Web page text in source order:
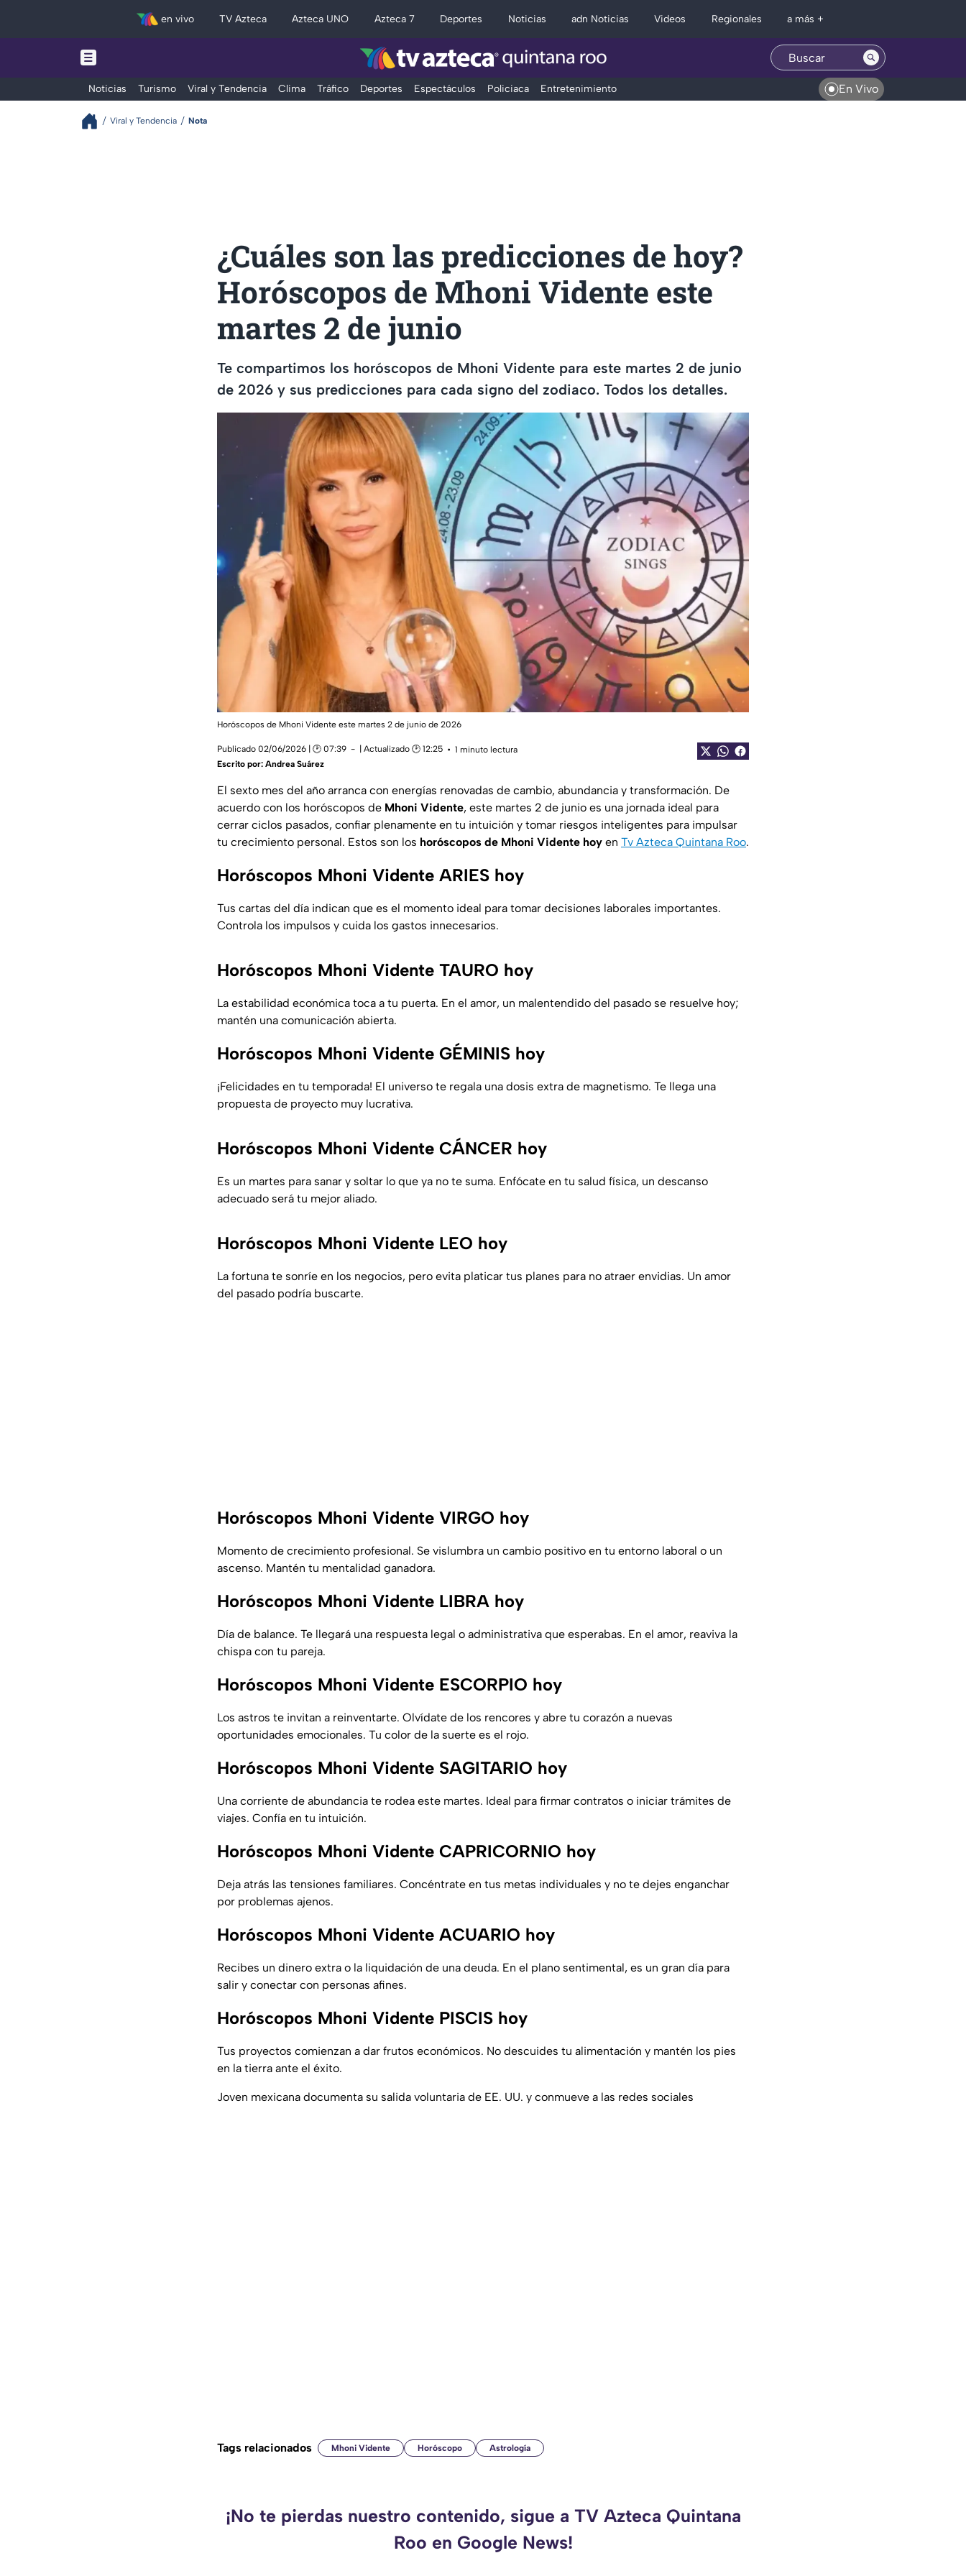
en vivo TV Azteca Azteca UNO Azteca 7 Deportes Noticias adn Noticias Videos Regionales a más +
Noticias Turismo Viral y Tendencia Clima Tráfico Deportes Espectáculos Policiaca Entretenimiento En Vivo
Viral y Tendencia Nota
¿Cuáles son las predicciones de hoy?
Horóscopos de Mhoni Vidente este
martes 2 de junio
Te compartimos los horóscopos de Mhoni Vidente para este martes 2 de junio
de 2026 y sus predicciones para cada signo del zodiaco. Todos los detalles.
Horóscopos de Mhoni Vidente este martes 2 de junio de 2026
Publicado 02/06/2026 | 🕑 07:39 | Actualizado 🕑 12:25
1 minuto lectura
Escrito por: Andrea Suárez
El sexto mes del año arranca con energías renovadas de cambio, abundancia y transformación. De
acuerdo con los horóscopos de Mhoni Vidente, este martes 2 de junio es una jornada ideal para
cerrar ciclos pasados, confiar plenamente en tu intuición y tomar riesgos inteligentes para impulsar
tu crecimiento personal. Estos son los horóscopos de Mhoni Vidente hoy en Tv Azteca Quintana Roo.
Horóscopos Mhoni Vidente ARIES hoy
Tus cartas del día indican que es el momento ideal para tomar decisiones laborales importantes.
Controla los impulsos y cuida los gastos innecesarios.
Horóscopos Mhoni Vidente TAURO hoy
La estabilidad económica toca a tu puerta. En el amor, un malentendido del pasado se resuelve hoy;
mantén una comunicación abierta.
Horóscopos Mhoni Vidente GÉMINIS hoy
¡Felicidades en tu temporada! El universo te regala una dosis extra de magnetismo. Te llega una
propuesta de proyecto muy lucrativa.
Horóscopos Mhoni Vidente CÁNCER hoy
Es un martes para sanar y soltar lo que ya no te suma. Enfócate en tu salud física, un descanso
adecuado será tu mejor aliado.
Horóscopos Mhoni Vidente LEO hoy
La fortuna te sonríe en los negocios, pero evita platicar tus planes para no atraer envidias. Un amor
del pasado podría buscarte.
Horóscopos Mhoni Vidente VIRGO hoy
Momento de crecimiento profesional. Se vislumbra un cambio positivo en tu entorno laboral o un
ascenso. Mantén tu mentalidad ganadora.
Horóscopos Mhoni Vidente LIBRA hoy
Día de balance. Te llegará una respuesta legal o administrativa que esperabas. En el amor, reaviva la
chispa con tu pareja.
Horóscopos Mhoni Vidente ESCORPIO hoy
Los astros te invitan a reinventarte. Olvídate de los rencores y abre tu corazón a nuevas
oportunidades emocionales. Tu color de la suerte es el rojo.
Horóscopos Mhoni Vidente SAGITARIO hoy
Una corriente de abundancia te rodea este martes. Ideal para firmar contratos o iniciar trámites de
viajes. Confía en tu intuición.
Horóscopos Mhoni Vidente CAPRICORNIO hoy
Deja atrás las tensiones familiares. Concéntrate en tus metas individuales y no te dejes enganchar
por problemas ajenos.
Horóscopos Mhoni Vidente ACUARIO hoy
Recibes un dinero extra o la liquidación de una deuda. En el plano sentimental, es un gran día para
salir y conectar con personas afines.
Horóscopos Mhoni Vidente PISCIS hoy
Tus proyectos comienzan a dar frutos económicos. No descuides tu alimentación y mantén los pies
en la tierra ante el éxito.
Joven mexicana documenta su salida voluntaria de EE. UU. y conmueve a las redes sociales
Tags relacionados Mhoni Vidente Horóscopo Astrología
¡No te pierdas nuestro contenido, sigue a TV Azteca Quintana
Roo en Google News!